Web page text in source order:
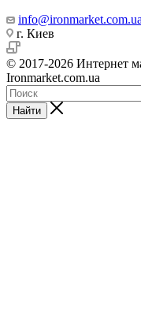
info@ironmarket.com.ua
г. Киев
© 2017-2026 Интернет
Ironmarket.com.ua
Найти